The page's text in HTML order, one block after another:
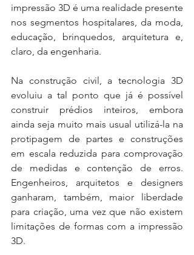
impressão 3D é uma realidade presente
nos segmentos hospitalares, da moda,
educação, brinquedos, arquitetura e,
claro, da engenharia.
Na construção civil, a tecnologia 3D
evoluiu a tal ponto que já é possível
construir prédios inteiros, embora
ainda seja muito mais usual utilizá-la na
protipagem de partes e construções
em escala reduzida para comprovação
de medidas e contenção de erros.
Engenheiros, arquitetos e designers
ganharam, também, maior liberdade
para criação, uma vez que não existem
limitações de formas com a impressão
3D.